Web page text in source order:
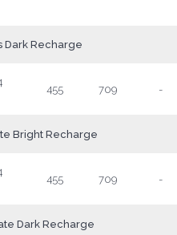
Dark Recharge
455 709 -
Bright Recharge
455 709 -
Dark Recharge